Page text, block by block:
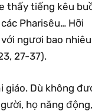
thấy tiếng kêu
Pharisêu… Hỡi
ngươi bao
27-37).
giáo. Dù không
họ năng